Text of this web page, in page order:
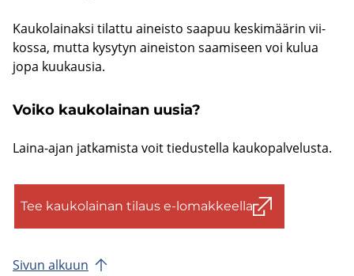
Kau­ko­lai­nak­si ti­lat­tu ai­neis­to saa­puu kes­ki­mää­rin vii­
kos­sa, mutta ky­sy­tyn ai­neis­ton saa­mi­seen voi kulua
jopa kuu­kausia.
Voiko kau­ko­lai­nan uusia?
Laina-​ajan jat­ka­mis­ta voit tie­dus­tel­la kau­ko­pal­ve­lus­ta.
Tee kau­ko­lai­nan ti­laus e-​lomakkeella
Sivun al­kuun